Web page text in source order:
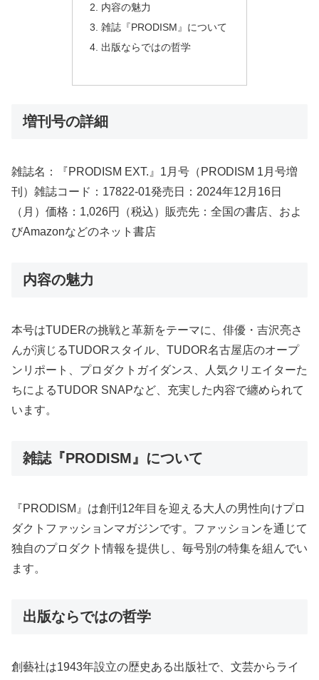
内容の魅力
雑誌『PRODISM』について
出版ならではの哲学
増刊号の詳細
雑誌名：『PRODISM EXT.』1月号（PRODISM 1月号増
刊）雑誌コード：17822-01発売日：2024年12月16日
（月）価格：1,026円（税込）販売先：全国の書店、およ
びAmazonなどのネット書店
内容の魅力
本号はTUDERの挑戦と革新をテーマに、俳優・吉沢亮さ
んが演じるTUDORスタイル、TUDOR名古屋店のオープ
ンリポート、プロダクトガイダンス、人気クリエイターた
ちによるTUDOR SNAPなど、充実した内容で纏められて
います。
雑誌『PRODISM』について
『PRODISM』は創刊12年目を迎える大人の男性向けプロ
ダクトファッションマガジンです。ファッションを通じて
独自のプロダクト情報を提供し、毎号別の特集を組んでい
ます。
出版ならではの哲学
創藝社は1943年設立の歴史ある出版社で、文芸からライ